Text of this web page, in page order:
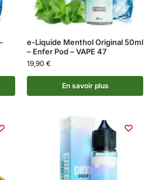
e-Liquide Menthol Original 50ml
– Enfer Pod – VAPE 47
19,90 €
En savoir plus